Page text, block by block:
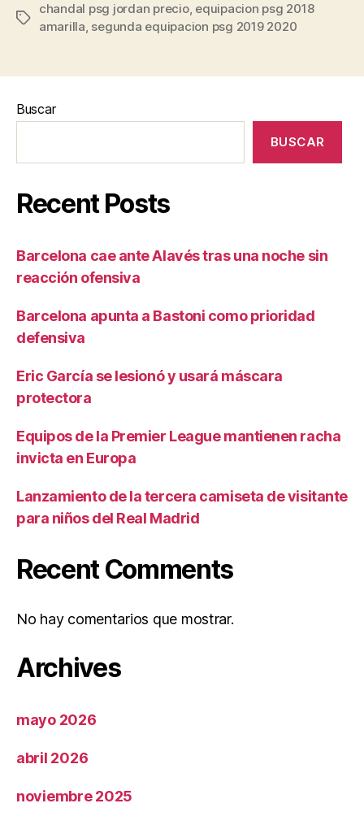
Etiquetas
chandal psg jordan precio, equipacion psg 2018
amarilla, segunda equipacion psg 2019 2020
Buscar
BUSCAR
Recent Posts
Barcelona cae ante Alavés tras una noche sin
reacción ofensiva
Barcelona apunta a Bastoni como prioridad
defensiva
Eric García se lesionó y usará máscara
protectora
Equipos de la Premier League mantienen racha
invicta en Europa
Lanzamiento de la tercera camiseta de visitante
para niños del Real Madrid
Recent Comments
No hay comentarios que mostrar.
Archives
mayo 2026
abril 2026
noviembre 2025